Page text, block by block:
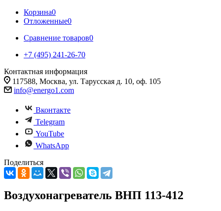
Корзина0
Отложенные0
Сравнение товаров0
+7 (495) 241-26-70
Контактная информация
117588, Москва, ул. Тарусская д. 10, оф. 105
info@energo1.com
Вконтакте
Telegram
YouTube
WhatsApp
Поделиться
Воздухонагреватель ВНП 113-412